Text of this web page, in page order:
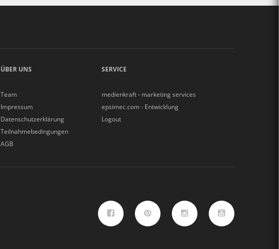
ÜBER UNS
Team
Impressum
Datenschutzerklärung
Teilnahmebedingungen
AGB
SERVICE
medienkraft - marketing services
epsimec.com - Entwicklung
Logout